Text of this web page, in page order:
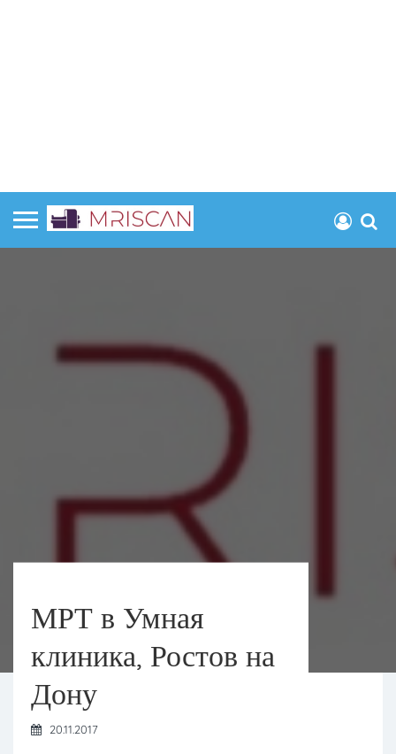
МРТ в Умная
клиника, Ростов на
Дону
20.11.2017